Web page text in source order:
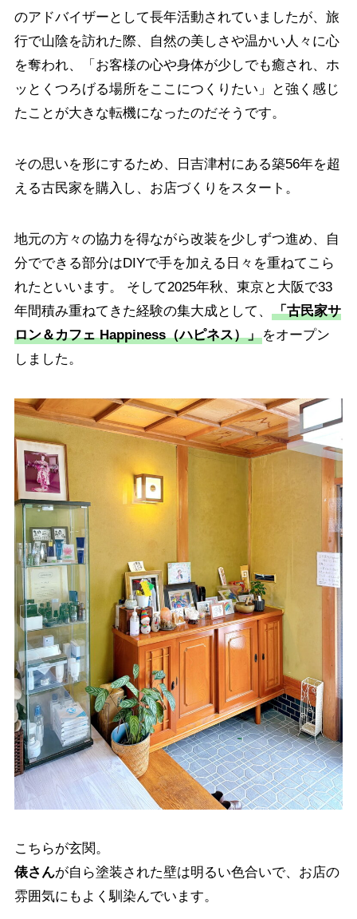
のアドバイザーとして長年活動されていましたが、旅
行で山陰を訪れた際、自然の美しさや温かい人々に心
を奪われ、「お客様の心や身体が少しでも癒され、ホ
ッとくつろげる場所をここにつくりたい」と強く感じ
たことが大きな転機になったのだそうです。
その思いを形にするため、日吉津村にある築56年を超
える古民家を購入し、お店づくりをスタート。
地元の方々の協力を得ながら改装を少しずつ進め、自
分でできる部分はDIYで手を加える日々を重ねてこら
れたといいます。 そして2025年秋、東京と大阪で33
年間積み重ねてきた経験の集大成として、
「古民家サ
ロン＆カフェ Happiness（ハピネス）」をオープン
しました。
こちらが玄関。
俵さんが自ら塗装された壁は明るい色合いで、お店の
雰囲気にもよく馴染んでいます。